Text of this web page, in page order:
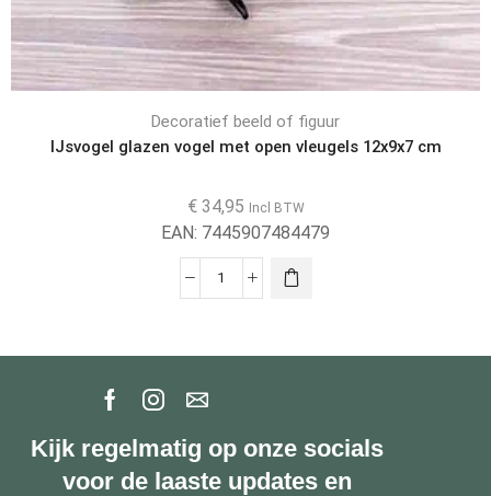
Decoratief beeld of figuur
IJsvogel glazen vogel met open vleugels 12x9x7 cm
€34,95 Incl BTW
EAN: 7445907484479
Kijk regelmatig op onze socials
voor de laaste updates en